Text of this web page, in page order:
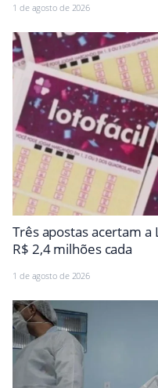
1 de agosto de 2026
Três apostas acertam
R$ 2,4 milhões cada
1 de agosto de 2026